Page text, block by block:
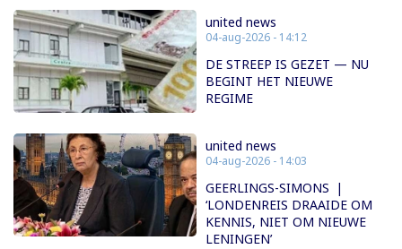
united news
04-aug-2026 - 14:12
DE STREEP IS GEZET — NU
BEGINT HET NIEUWE
REGIME
united news
04-aug-2026 - 14:03
GEERLINGS-SIMONS |
‘LONDENREIS DRAAIDE OM
KENNIS, NIET OM NIEUWE
LENINGEN’